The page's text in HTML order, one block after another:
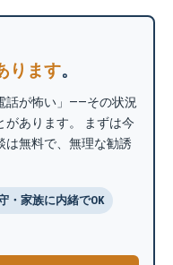
ります。
話が怖い」——その状況
があります。 まずは今
は無料で、無理な勧誘
・家族に内緒でOK